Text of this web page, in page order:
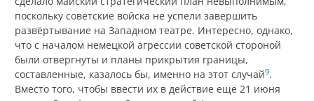
поскольку советские войска не успели завершить
развёртывание на Западном театре. Интересно, однако,
что с началом немецкой агрессии советской стороной
были отвергнуты и планы прикрытия границы,
составленные, казалось бы, именно на этот случай9.
Вместо того, чтобы ввести их в действие ещё 21 июня